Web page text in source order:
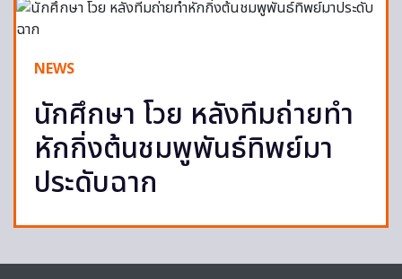
NEWS
นักศึกษา โวย หลังทีมถ่ายทำ
หักกิ่งต้นชมพูพันธ์ทิพย์มา
ประดับฉาก